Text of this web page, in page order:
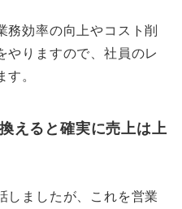
務効率の向上やコスト削
やりますので、社員のレ
。
えると確実に売上は上
しましたが、これを営業